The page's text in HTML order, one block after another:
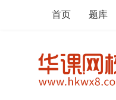
首页 题库